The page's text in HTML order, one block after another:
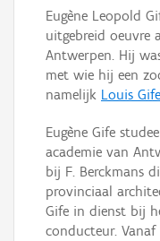
Downloads
Hergebruik
Eugène Leopold
uitgebreid oeuvre
Antwerpen. Hij
met wie hij een
namelijk Louis Gife
Eugène Gife
academie van
bij F. Berckmans
provinciaal
Gife in dienst bij
conducteur. Vanaf